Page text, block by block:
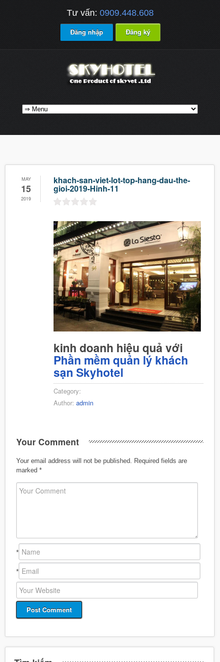
Tư vấn: 0909.448.608
Đăng nhập Đăng ký
MAY
15
2019
khach-san-viet-lot-top-hang-dau-the-
gioi-2019-Hinh-11
kinh doanh hiệu quả với
Phần mềm quản lý khách
sạn Skyhotel
Category:
Author: admin
Your Comment
Your email address will not be published.
Required fields are
marked *
*
*